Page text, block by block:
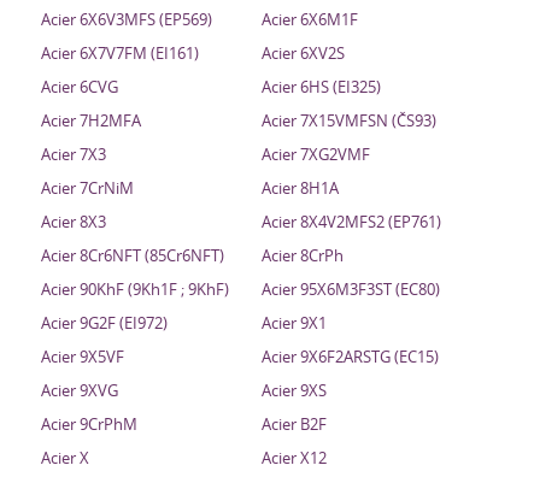
Acier 6X6V3MFS (EP569)
Acier 6X6M1F
Acier 6X7V7FM (EI161)
Acier 6XV2S
Acier 6CVG
Acier 6HS (EI325)
Acier 7H2MFA
Acier 7X15VMFSN (ČS93)
Acier 7X3
Acier 7XG2VMF
Acier 7CrNiM
Acier 8H1A
Acier 8X3
Acier 8X4V2MFS2 (EP761)
Acier 8Cr6NFT (85Cr6NFT)
Acier 8CrPh
Acier 90KhF (9Kh1F ; 9KhF)
Acier 95X6M3F3ST (EC80)
Acier 9G2F (EI972)
Acier 9X1
Acier 9X5VF
Acier 9X6F2ARSTG (EC15)
Acier 9XVG
Acier 9XS
Acier 9CrPhM
Acier B2F
Acier X
Acier X12